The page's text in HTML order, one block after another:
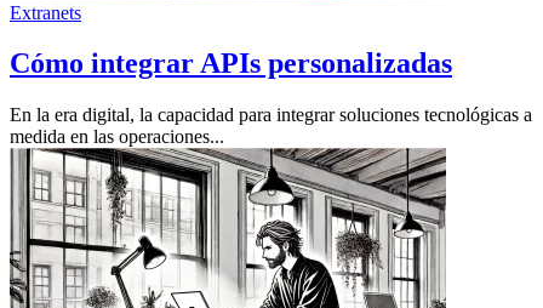
Extranets
Cómo integrar APIs personalizadas
En la era digital, la capacidad para integrar soluciones tecnológicas a
medida en las operaciones...